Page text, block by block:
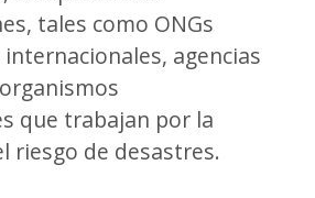
tales como ONGs
agencias
que trabajan por la
riesgo de desastres.